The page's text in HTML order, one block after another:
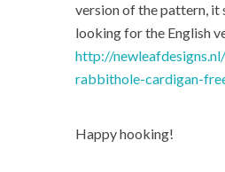
version of the pattern, it
looking for the English
http://
rabbithole-cardigan-
Happy hooking!